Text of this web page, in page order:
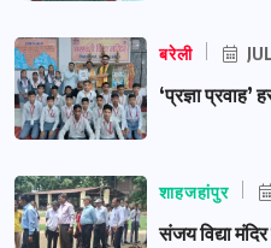
बरेली
‘प्रज्ञा
शाहजहांपुर
संजय विद्या